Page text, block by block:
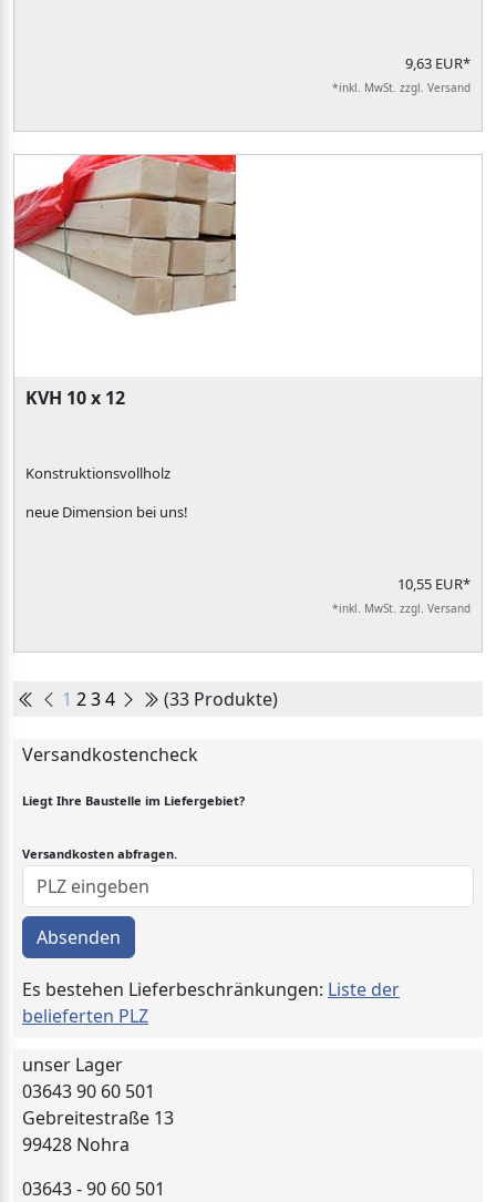
9,63 EUR*
*inkl. MwSt. zzgl. Versand
KVH 10 x 12
Konstruktionsvollholz
neue Dimension bei uns!
10,55 EUR*
*inkl. MwSt. zzgl. Versand
1 234 (33 Produkte)
Versandkostencheck
Liegt Ihre Baustelle im Liefergebiet?
Versandkosten abfragen.
Absenden
Es bestehen Lieferbeschränkungen: Liste der
belieferten PLZ
unser Lager
03643 90 60 501
Gebreitestraße 13
99428 Nohra
03643 - 90 60 501